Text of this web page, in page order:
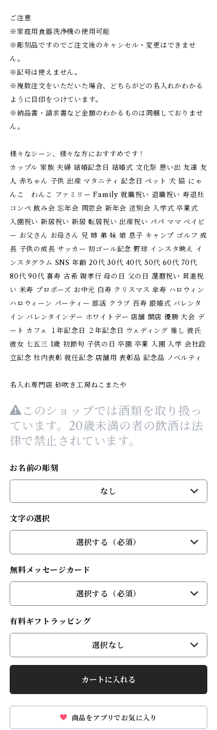
ご注意
※家庭用食器洗浄機の使用可能
※彫刻品ですのでご注文後のキャンセル・変更はできませ
ん。
※記号は使えません。
※複数注文をいただいた場合、どちらがどの名入れかわかる
ように目印をつけています。
※納品書・請求書など金額のわかるものは同梱しておりませ
ん。
様々なシーン、様々な方におすすめです！
カップル 家族 夫婦 結婚記念日 結婚式 文化祭 思い出 友達 友
人 赤ちゃん 子供 出産 マタニティ 記念日 ペット 犬 猫 にゃ
んこ わんこ ファミリー Family 就職祝い 退職祝い 寿退社
コンペ 飲み会 忘年会 同窓会 新年会 送別会 入学式 卒業式
入園祝い 新居祝い 新居 転居祝い 出産祝い パパ ママ ベイビ
ー お父さん お母さん 兄 姉 弟 妹 娘 息子 キャンプ ゴルフ 成
長 子供の成長 サッカー 初ゴール記念 野球 インスタ映え イ
ンスタグラム SNS 年齢 20代 30代 40代 50代 60代 70代
80代 90代 喜寿 古希 親孝行 母の日 父の日 還暦祝い 昇進祝
い 米寿 プロポーズ お中元 白寿 クリスマス 傘寿 ハロウィン
ハロウィーン パーティー 部活 クラブ 百寿 銀婚式 バレンタ
イン バレンタインデー ホワイトデー 店舗 開店 優勝 大会 デ
ート カフェ １年記念日 ２年記念日 ウェディング 推し 彼氏
彼女 七五三 1歳 初節句 子供の日 卒園 卒業 入園 入学 会社設
立記念 社内表彰 就任記念 店舗用 表彰品 記念品 ノベルティ
名入れ専門店 砂吹き工房ねこまたや
このショップでは酒類を取り扱っ
ています。20歳未満の者の飲酒は法
律で禁止されています。
お名前の彫刻
なし
文字の選択
選択する（必須）
無料メッセージカード
選択する（必須）
有料ギフトラッピング
選択なし
カートに入れる
商品をアプリでお気に入り